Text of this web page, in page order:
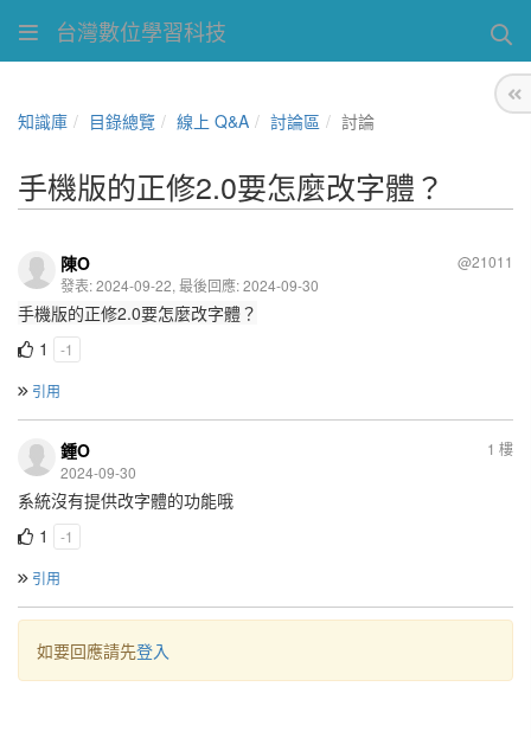
台灣數位學習科技
知識庫 目錄總覽 線上 Q&A 討論區 討論
手機版的正修2.0要怎麼改字體？
@21011
陳O
發表: 2024-09-22, 最後回應: 2024-09-30
手機版的正修2.0要怎麼改字體？
1
-1
引用
1 樓
鍾O
2024-09-30
系統沒有提供改字體的功能哦
1
-1
引用
如要回應請先登入